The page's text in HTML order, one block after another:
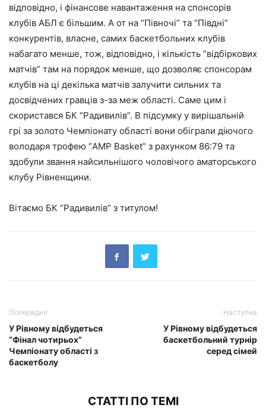
відповідно, і фінансове навантаження на спонсорів
клубів АБЛ є більшим. А от на “Півночі” та “Півдні”
конкурентів, власне, самих баскетбольних клубів
набагато менше, тож, відповідно, і кількість “відбіркових
матчів” там на порядок менше, що дозволяє спонсорам
клубів на ці декілька матчів залучити сильних та
досвідчених гравців з-за меж області. Саме цим і
скористався БК “Радивилів”. В підсумку у вирішальній
грі за золото Чемпіонату області вони обіграли діючого
володаря трофею “AMP Basket” з рахунком 86:79 та
здобули звання найсильнішого чоловічого аматорського
клубу Рівненщини.
Вітаємо БК “Радивилів” з титулом!
Попередня
У Рівному відбудеться
“Фінал чотирьох”
Чемпіонату області з
баскетболу
Наступна
У Рівному відбудеться
баскетбольний турнір
серед сімей
СТАТТІ ПО ТЕМІ